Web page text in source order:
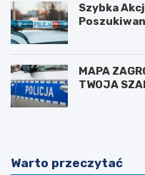
Szybka
MAPA
TWOJA
Warto przeczytać